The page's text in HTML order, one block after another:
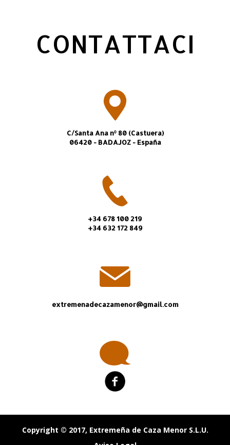
CONTATTACI
C/Santa Ana nº 80 (Castuera)
06420 - BADAJOZ - España
+34 678 100 219
+34 632 172 849
extremenadecazamenor@gmail.com
Copyright © 2017, Extremeña de Caza Menor S.L.U.